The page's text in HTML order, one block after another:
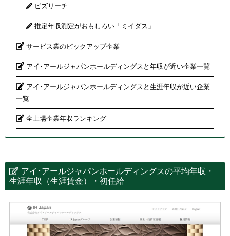
ビズリーチ
推定年収測定がおもしろい「ミイダス」
サービス業のピックアップ企業
アイ･アールジャパンホールディングスと年収が近い企業一覧
アイ･アールジャパンホールディングスと生涯年収が近い企業
一覧
全上場企業年収ランキング
アイ･アールジャパンホールディングスの平均年収・
生涯年収（生涯賃金）・初任給